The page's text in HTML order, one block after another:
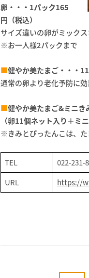
卵・・・1パック165
円（税込）
サイズ違いの卵がミック
※お一人様2パックまで
■健やか美たまご・・・
通常の卵より老化予防に
■健やか美たまご&ミニき
（卵11個ネット入り＋ミ
※きみとぴったんこは、た
TEL
022-231-
URL
https://